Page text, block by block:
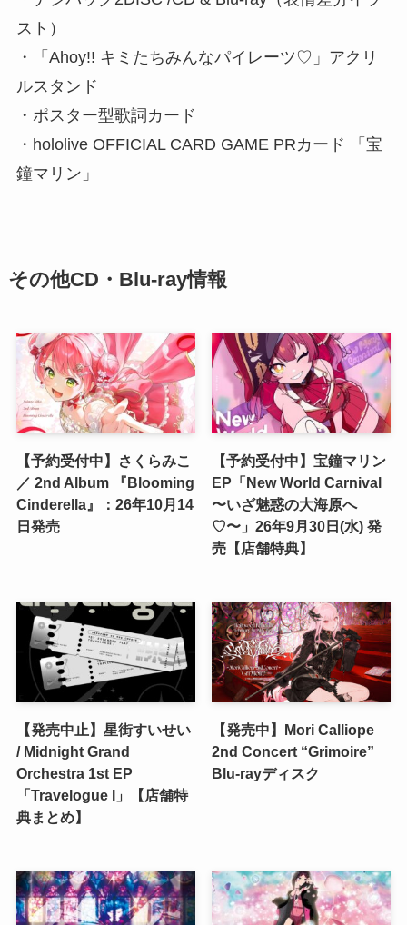
スト）
・「Ahoy!! キミたちみんなパイレーツ♡」アクリ
ルスタンド
・ポスター型歌詞カード
・hololive OFFICIAL CARD GAME PRカード 「宝
鐘マリン」
その他CD・Blu-ray情報
【予約受付中】さくらみこ
／ 2nd Album 『Blooming
Cinderella』：26年10月14
日発売
【予約受付中】宝鐘マリン
EP「New World Carnival
〜いざ魅惑の大海原へ
♡〜」26年9月30日(水) 発
売【店舗特典】
【発売中止】星街すいせい
/ Midnight Grand
Orchestra 1st EP
「Travelogue I」【店舗特
典まとめ】
【発売中】Mori Calliope
2nd Concert “Grimoire”
Blu-rayディスク